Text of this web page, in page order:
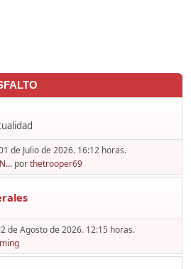
de Julio de 2026. 16:12 horas.
porthetrooper69
de Agosto de 2026. 12:15 horas.